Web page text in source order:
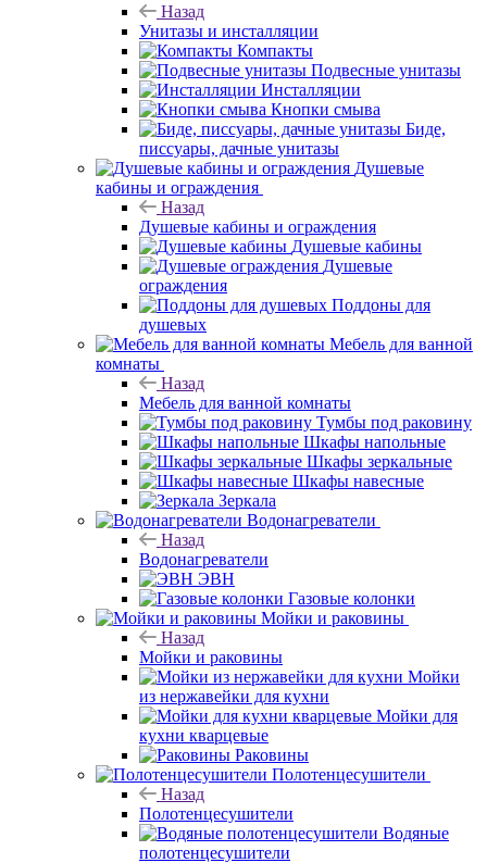
Назад
Унитазы и инсталляции
Компакты
Подвесные унитазы
Инсталляции
Кнопки смыва
Биде,
писсуары, дачные унитазы
Душевые
кабины и ограждения
Назад
Душевые кабины и ограждения
Душевые кабины
Душевые
ограждения
Поддоны для
душевых
Мебель для ванной
комнаты
Назад
Мебель для ванной комнаты
Тумбы под раковину
Шкафы напольные
Шкафы зеркальные
Шкафы навесные
Зеркала
Водонагреватели
Назад
Водонагреватели
ЭВН
Газовые колонки
Мойки и раковины
Назад
Мойки и раковины
Мойки
из нержавейки для кухни
Мойки для
кухни кварцевые
Раковины
Полотенцесушители
Назад
Полотенцесушители
Водяные
полотенцесушители